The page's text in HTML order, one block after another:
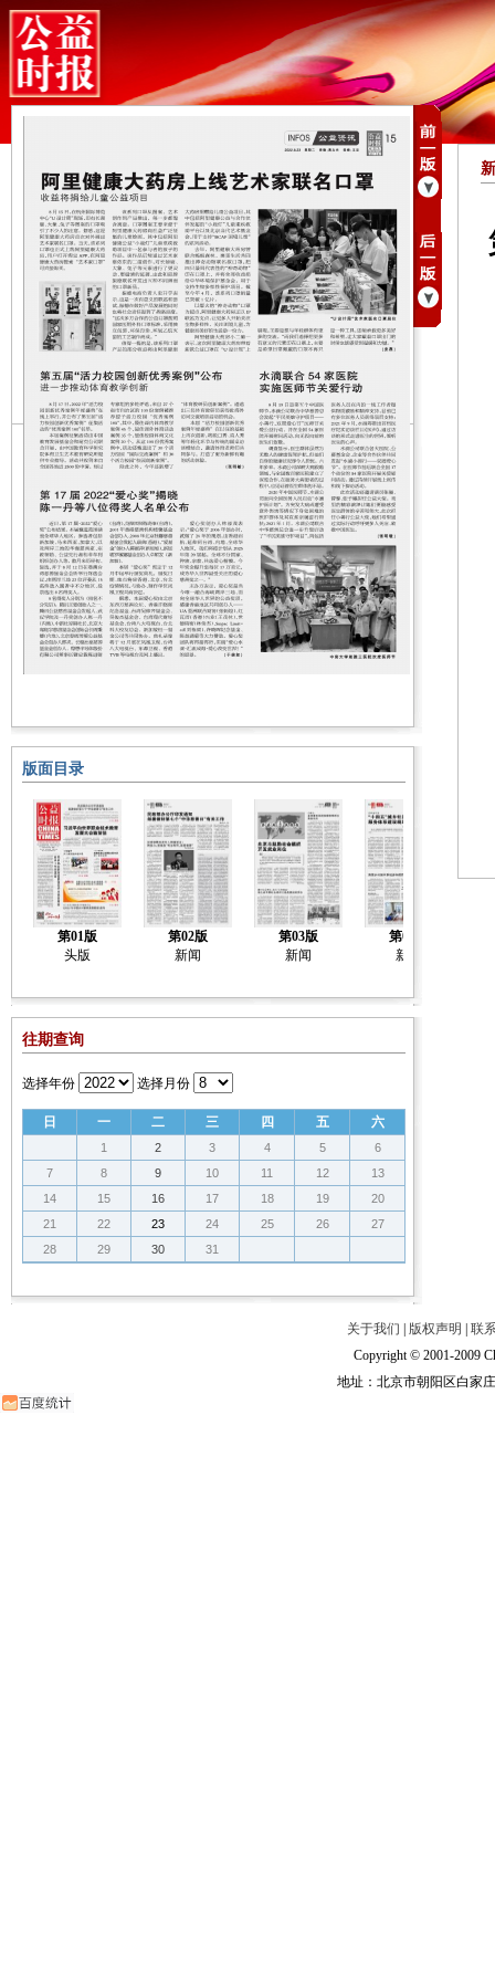
版面目录
第01版
头版
第02版
新闻
第03版
新闻
第04版
新闻
往期查询
选择年份 选择月份
日 一 二 三 四 五 六
1 2 3 4 5
6
7
8 9 10 11 12
13
14
15 16 17 18 19
20
21
22 23 24 25 26
27
28
29 30 31
关于我们 版权声明
联
Copyright © 2001-2009
地址：北京市朝阳区白家